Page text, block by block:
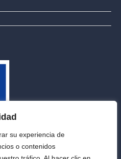
su experiencia de
o contenidos